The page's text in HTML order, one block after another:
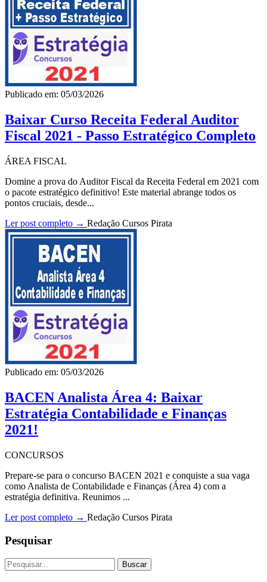
Publicado em: 05/03/2026
Baixar Curso Receita Federal Auditor
Fiscal 2021 - Passo Estratégico Completo
ÁREA FISCAL
Domine a prova do Auditor Fiscal da Receita Federal em 2021 com
o pacote estratégico definitivo! Este material abrange todos os
pontos cruciais, desde...
Ler post completo → Redação Cursos Pirata
Publicado em: 05/03/2026
BACEN Analista Área 4: Baixar
Estratégia Contabilidade e Finanças
2021!
CONCURSOS
Prepare-se para o concurso BACEN 2021 e conquiste a sua vaga
como Analista de Contabilidade e Finanças (Área 4) com a
estratégia definitiva. Reunimos ...
Ler post completo → Redação Cursos Pirata
Pesquisar
Buscar